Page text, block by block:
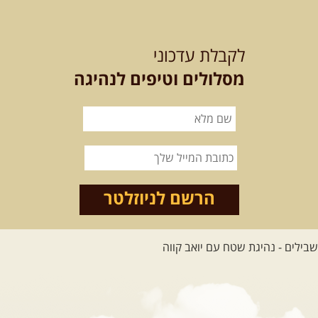
האם אתם מחפשים חוויה מיוחדת
בטבע? מחפשים חוויה שתעניק לכם ...
שישי- ממרומי
הגליל העליון למורדות הירדן
נצא מג'ש שבמורדות הר מירון, נמשיך
לאורך נחל דישון ונעצור ...[המשך]
לכל הטיולים
לקבלת עדכוני
מסלולים וטיפים לנהיגה
הרשם לניוזלטר